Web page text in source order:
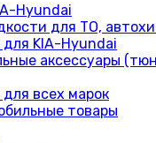
Hyundai
для ТО,
KIA-Hyundai
аксессуары
всех марок
товары